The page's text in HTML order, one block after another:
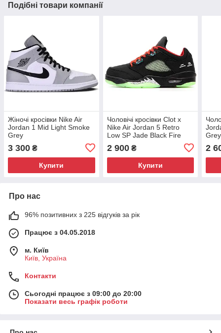
Подібні товари компанії
Жіночі кросівки Nike Air
Jordan 1 Mid Light Smoke
Grey
3 300 ₴
Купити
Чоловічі кросівки Clot x
Nike Air Jordan 5 Retro
Low SP Jade Black Fire
2 900₴
Купити
Grey
2
Про нас
96% позитивних з 225 відгуків за рік
Працює з 04.05.2018
м. Київ
Київ, Україна
Контакти
Сьогодні працює з 09:00 до 20:00
Показати весь графік роботи